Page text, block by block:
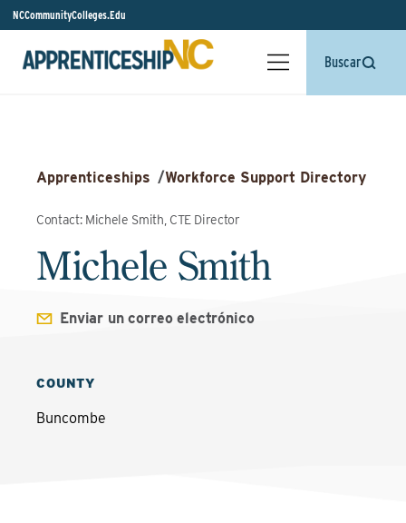
NCCommunityColleges.Edu
Buscar
Apprenticeships /Workforce Support Directory
Contact: Michele Smith, CTE Director
Michele Smith
Enviar un correo electrónico
COUNTY
Buncombe